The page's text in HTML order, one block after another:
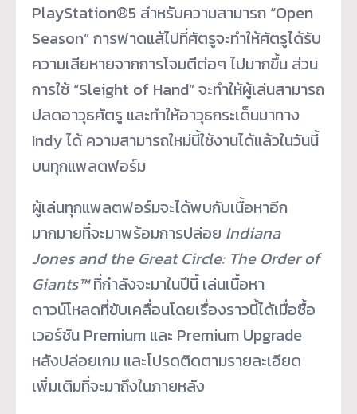
PlayStation®5 สำหรับความสามารถ “Open
Season” การฟาดแส้ไปที่ศัตรูจะทำให้ศัตรูได้รับ
ความเสียหายจากการโจมตีต่อๆ ไปมากขึ้น ส่วน
การใช้ “Sleight of Hand” จะทำให้ผู้เล่นสามารถ
ปลดอาวุธศัตรู และทำให้อาวุธกระเด็นมาทาง
Indy ได้ ความสามารถใหม่นี้ใช้งานได้แล้วในวันนี้
บนทุกแพลตฟอร์ม
ผู้เล่นทุกแพลตฟอร์มจะได้พบกับเนื้อหาอีก
มากมายที่จะมาพร้อมการปล่อย Indiana
Jones and the Great Circle: The Order of
Giants™ที่กำลังจะมาในปีนี้ เล่นเนื้อหา
ดาวน์โหลดที่ขับเคลื่อนโดยเรื่องราวนี้ได้เมื่อซื้อ
เวอร์ชัน Premium และ Premium Upgrade
หลังปล่อยเกม และโปรดติดตามรายละเอียด
เพิ่มเติมที่จะมาถึงในภายหลัง